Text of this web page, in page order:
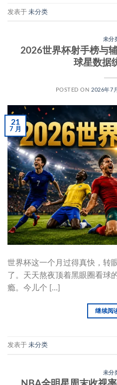
发表于 未分类
未分
2026世界杯射手榜与
球星数据
POSTED ON 2026年7
21
7 月
世界杯这一个月过得真快，转
了。天天熬夜顶着黑眼圈看球
瘾。今儿个 […]
继续阅
发表于 未分类
未分